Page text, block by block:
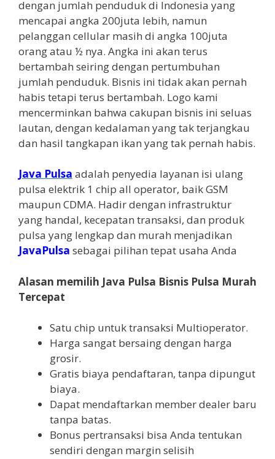
dengan jumlah penduduk di Indonesia yang
mencapai angka 200juta lebih, namun
pelanggan cellular masih di angka 100juta
orang atau ½ nya. Angka ini akan terus
bertambah seiring dengan pertumbuhan
jumlah penduduk. Bisnis ini tidak akan pernah
habis tetapi terus bertambah. Logo kami
mencerminkan bahwa cakupan bisnis ini seluas
lautan, dengan kedalaman yang tak terjangkau
dan hasil tangkapan ikan yang tak pernah habis.
Java Pulsa adalah penyedia layanan isi ulang
pulsa elektrik 1 chip all operator, baik GSM
maupun CDMA. Hadir dengan infrastruktur
yang handal, kecepatan transaksi, dan produk
pulsa yang lengkap dan murah menjadikan
JavaPulsa sebagai pilihan tepat usaha Anda
Alasan memilih Java Pulsa Bisnis Pulsa Murah
Tercepat
Satu chip untuk transaksi Multioperator.
Harga sangat bersaing dengan harga
grosir.
Gratis biaya pendaftaran, tanpa dipungut
biaya.
Dapat mendaftarkan member dealer baru
tanpa batas.
Bonus pertransaksi bisa Anda tentukan
sendiri dengan margin selisih